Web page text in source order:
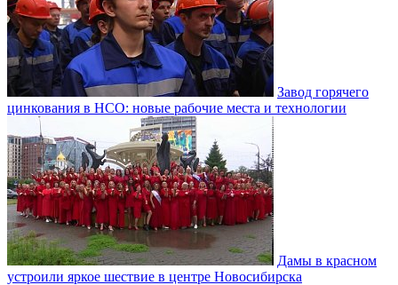
Завод горячего
цинкования в НСО: новые рабочие места и технологии
Дамы в красном
устроили яркое шествие в центре Новосибирска